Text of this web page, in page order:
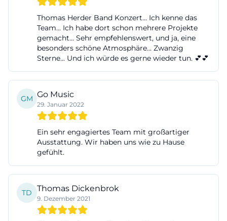
Thomas Herder Band Konzert... Ich kenne das
Team... Ich habe dort schon mehrere Projekte
gemacht... Sehr empfehlenswert, und ja, eine
besonders schöne Atmosphäre... Zwanzig
Sterne... Und ich würde es gerne wieder tun. 💕💕
GM Go Music
29. Januar 2022
Ein sehr engagiertes Team mit großartiger
Ausstattung. Wir haben uns wie zu Hause
gefühlt.
TD Thomas Dickenbrok
9. Dezember 2021